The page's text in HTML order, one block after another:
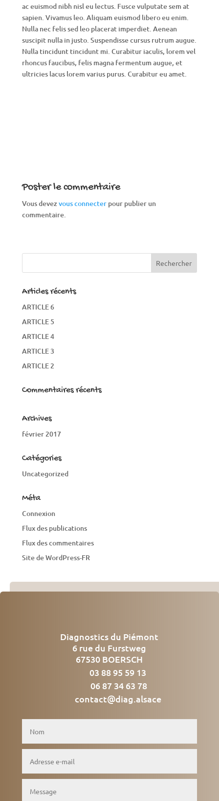
ac euismod nibh nisl eu lectus. Fusce vulputate sem at
sapien. Vivamus leo. Aliquam euismod libero eu enim.
Nulla nec felis sed leo placerat imperdiet. Aenean
suscipit nulla in justo. Suspendisse cursus rutrum augue.
Nulla tincidunt tincidunt mi. Curabitur iaculis, lorem vel
rhoncus faucibus, felis magna fermentum augue, et
ultricies lacus lorem varius purus. Curabitur eu amet.
Poster le commentaire
Vous devezvous connecterpour publier un
commentaire.
Articles récents
ARTICLE 6
ARTICLE 5
ARTICLE 4
ARTICLE 3
ARTICLE 2
Commentaires récents
Archives
février 2017
Catégories
Uncategorized
Méta
Connexion
Flux des publications
Flux des commentaires
Site de WordPress-FR
Diagnostics du Piémont
6 rue du Furstweg
67530 BOERSCH
03 88 95 59 13
06 87 34 63 78
contact@diag.alsace